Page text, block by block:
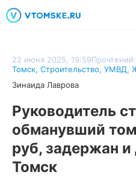
22 июня 2025, 19:59
Томск, Строительство, УМВД,
Зинаида Лаврова
Руководитель
обманувший
руб, задержан и
Томск